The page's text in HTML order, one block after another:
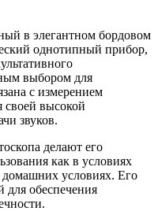
в элегантном бордовом
однотипный прибор,
выбором для
с измерением
своей высокой
звуков.
делают его
как в условиях
условиях. Его
для обеспечения